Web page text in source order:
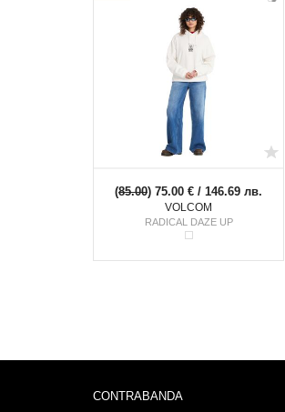
(85.00) 75.00 € / 146.69 лв.
VOLCOM
RADICAL DAZE UP
CONTRABANDA